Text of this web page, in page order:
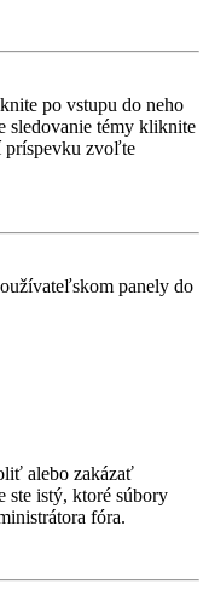
po vstupu do neho
sledovanie témy kliknite
príspevku zvoľte
panely do
alebo zakázať
istý, ktoré súbory
fóra.